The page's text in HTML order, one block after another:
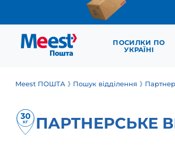
ПОСИЛКИ ПО
УКРАЇНІ
Meest ПОШТА Пошук відділення
ПАРТНЕРСЬКЕ